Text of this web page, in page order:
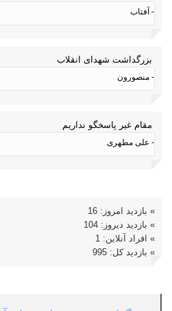
- آفتاب
بزرگداشت شهدای انقلاب
- منصورون
مقام غیر پاسخگو نداریم
- علی مطهری
» بازدید امروز: 16
» بازدید دیروز: 104
» افراد آنلاین: 1
» بازدید کل: 995